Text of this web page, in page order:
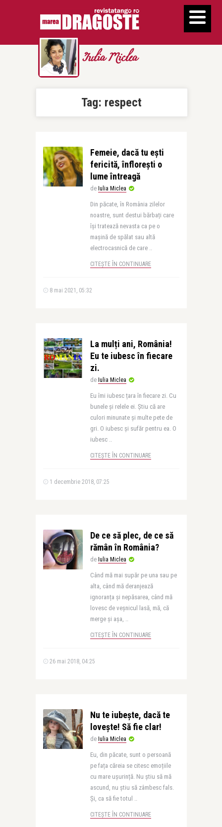
Iulia Miclea
Tag: respect
Femeie, dacă tu ești
fericită, înflorești o
lume întreagă
de Iulia Miclea
Din păcate, în România zilelor
noastre, sunt destui bărbați care
își tratează nevasta ca pe o
mașină de spălat sau altă
electrocasnică de care ..
CITEȘTE ÎN CONTINUARE
8 mai 2021, 05:32
La mulți ani, România!
Eu te iubesc în fiecare
zi.
de Iulia Miclea
Eu îmi iubesc țara în fiecare zi. Cu
bunele și relele ei. Știu că are
culori minunate și multe pete de
gri. O iubesc și sufăr pentru ea. O
iubesc ..
CITEȘTE ÎN CONTINUARE
1 decembrie 2018, 07:25
De ce să plec, de ce să
rămân în România?
de Iulia Miclea
Când mă mai supăr pe una sau pe
alta, când mă deranjează
ignoranța și nepăsarea, când mă
lovesc de veșnicul lasă, mă, că
merge și așa, ..
CITEȘTE ÎN CONTINUARE
26 mai 2018, 04:25
Nu te iubește, dacă te
lovește! Să fie clar!
de Iulia Miclea
Eu, din păcate, sunt o persoană
pe fața căreia se citesc emoțiile
cu mare ușurință. Nu știu să mă
ascund, nu știu să zâmbesc fals.
Și, ca să fie totul ..
CITEȘTE ÎN CONTINUARE